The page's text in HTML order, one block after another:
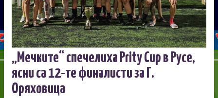
„Мечките“ спечелиха Prity Cup в Русе,
ясни са 12-те финалисти за Г.
Оряховица